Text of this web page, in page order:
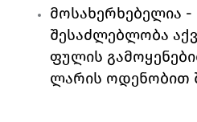
მოსახერხებელია -
შესაძლებლობა
ფულის
ლარის ოდენობით